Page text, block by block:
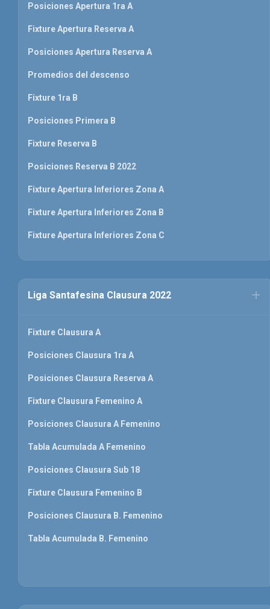
Posiciones Apertura 1ra A
Fixture Apertura Reserva A
Posiciones Apertura Reserva A
Promedios del descenso
Fixture 1ra B
Posiciones Primera B
Fixture Reserva B
Posiciones Reserva B 2022
Fixture Apertura Inferiores Zona A
Fixture Apertura Inferiores Zona B
Fixture Apertura Inferiores Zona C
Liga Santafesina Clausura 2022
Fixture Clausura A
Posiciones Clausura 1ra A
Posiciones Clausura Reserva A
Fixture Clausura Femenino A
Posiciones Clausura A Femenino
Tabla Acumulada A Femenino
Posiciones Clausura Sub 18
Fixture Clausura Femenino B
Posiciones Clausura B. Femenino
Tabla Acumulada B. Femenino